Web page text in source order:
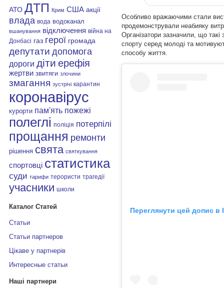
АТО ДТП Крим США акції
влада вода водоканал
вшанування відключення війна на
Донбасі газ герої громада
депутати допомога
дороги діти ерефія
жертви звитяги злочини
змагання зустрічі карантин
коронавірус
курорти пам'ять пожежі
полеглі поліція потерпілі
прощання ремонти
рішення свята святкування
спортовці статистика
суди тарифи терористи трагедії
учасники школи
Каталог Статей
Статьи
Статьи партнеров
Цікаве у партнерів
Интересные статьи
Наші партнери
Особливо вражаючими стали
продемонстрували неабияку
Організатори зазначили, що такі
спорту серед молоді та
способу життя.
Переглянути цей допис в